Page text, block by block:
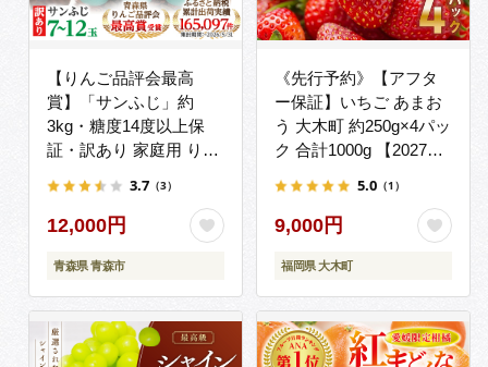
【りんご品評会最高
賞】「サンふじ」約
3kg・糖度14度以上保
証・訳あり 家庭用 りん
島】
3.7 （3）
12,000円
青森県 青森市
《先行予約》【アフタ
ー保証】いちご あまお
う 大木町 約250g×4パッ
ク 合計1000g 【2027年
定】 イチゴ あかい まる
い おおきい うまい
5.0 （1）
9,000円
福岡県 大木町